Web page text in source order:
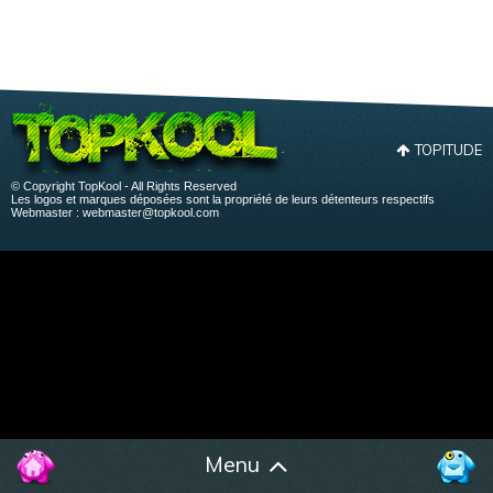
Menu
TOPITUDE
© Copyright TopKool - All Rights Reserved
Les logos et marques déposées sont la propriété de leurs détenteurs respectifs
Webmaster : webmaster@topkool.com